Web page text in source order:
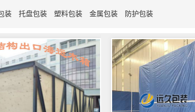
装 托盘包装 塑料包装 金属包装 防护包装